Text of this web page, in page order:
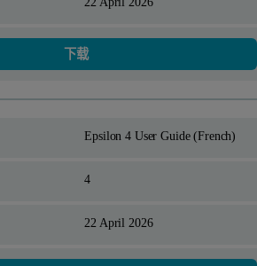
下载
Epsilon 4 User Guide (French)
4
22 April 2026